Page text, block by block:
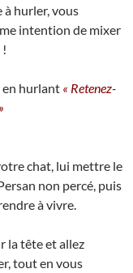
hurler, vous
intention de mixer
en hurlant « Retenez-
chat, lui mettre le
non percé, puis
à vivre.
la tête et allez
tout en vous